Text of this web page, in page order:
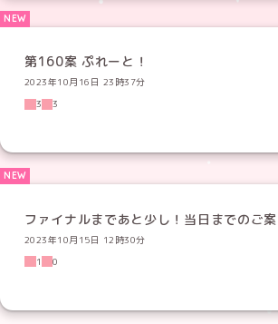
第160案 ぷれーと！
2023年10月16日 23時37分
3
3
ファイナルまであと少し！当日までのご
2023年10月15日 12時30分
1
0